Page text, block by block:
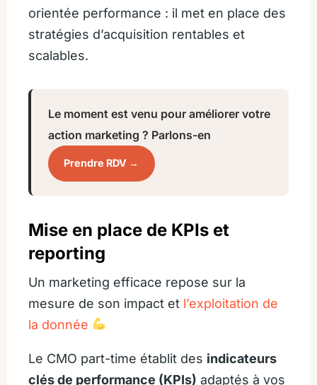
orientée performance : il met en place des
stratégies d’acquisition rentables et
scalables.
Le moment est venu pour améliorer votre
action marketing ? Parlons-en
Prendre RDV →
Mise en place de KPIs et
reporting
Un marketing efficace repose sur la
mesure de son impact et l’exploitation de
la donnée
Le CMO part-time établit des indicateurs
clés de performance (KPIs) adaptés à vos